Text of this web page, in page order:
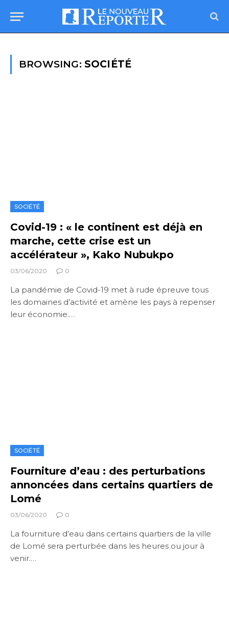
BROWSING: SOCIÉTÉ
SOCIÉTÉ
Covid-19 : « le continent est déjà en
marche, cette crise est un
accélérateur », Kako Nubukpo
03/06/2020 0
La pandémie de Covid-19 met à rude épreuve tous
les domaines d’activité et amène les pays à repenser
leur économie.…
SOCIÉTÉ
Fourniture d’eau : des perturbations
annoncées dans certains quartiers de
Lomé
03/06/2020 0
La fourniture d’eau dans certains quartiers de la ville
de Lomé sera perturbée dans les heures ou jour à
venir.…